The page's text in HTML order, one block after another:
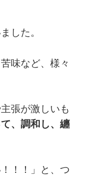
した。
味など、様々
張が激しいも
、調和し、纏
！！」と、つ